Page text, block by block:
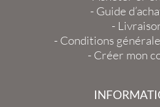
- Guide
-
- Conditions
- Créer mon